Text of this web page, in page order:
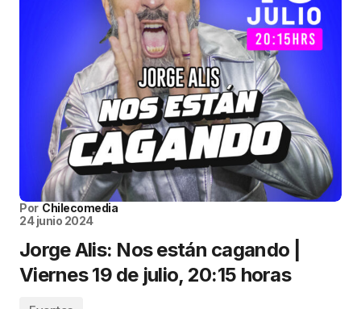
Por Chilecomedia
24 junio 2024
Jorge Alis: Nos están cagando |
Viernes 19 de julio, 20:15 horas